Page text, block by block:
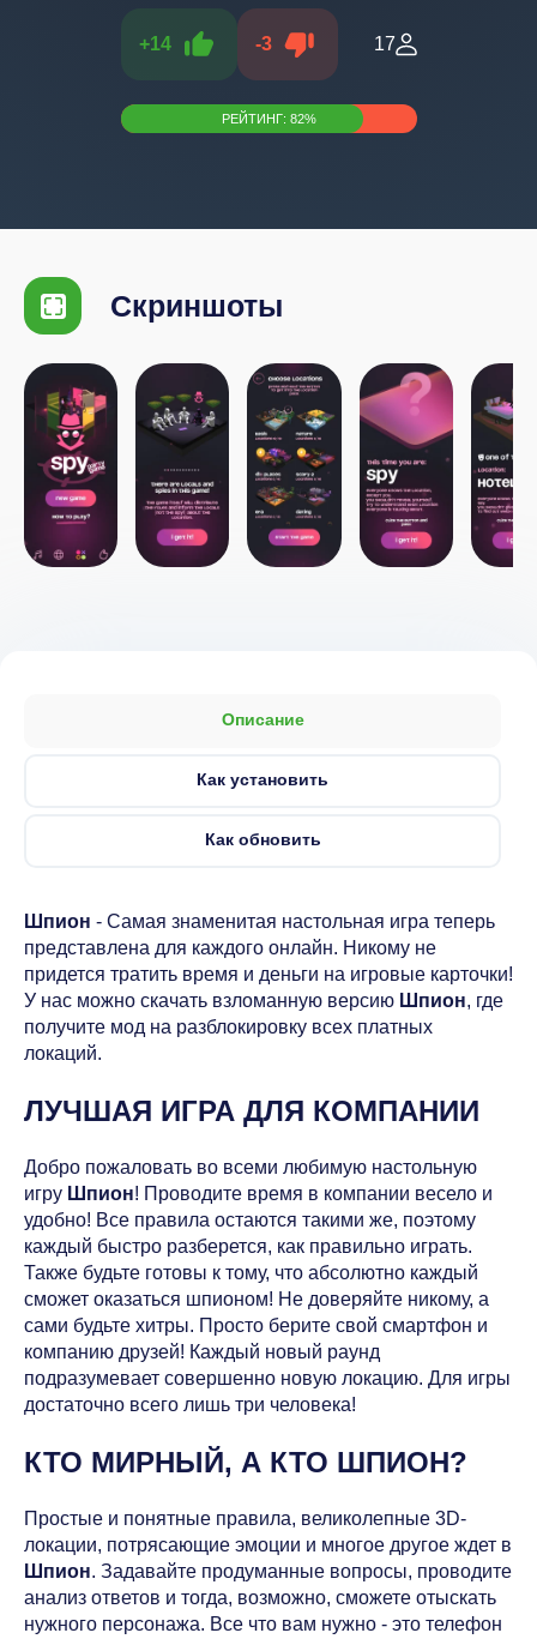
+14 -3 17
РЕЙТИНГ: 82%
Скриншоты
Описание
Как установить
Как обновить
Шпион - Самая знаменитая настольная игра теперь
представлена для каждого онлайн. Никому не
придется тратить время и деньги на игровые карточки!
У нас можно скачать взломанную версию Шпион, где
получите мод на разблокировку всех платных
локаций.
ЛУЧШАЯ ИГРА ДЛЯ КОМПАНИИ
Добро пожаловать во всеми любимую настольную
игру Шпион! Проводите время в компании весело и
удобно! Все правила остаются такими же, поэтому
каждый быстро разберется, как правильно играть.
Также будьте готовы к тому, что абсолютно каждый
сможет оказаться шпионом! Не доверяйте никому, а
сами будьте хитры. Просто берите свой смартфон и
компанию друзей! Каждый новый раунд
подразумевает совершенно новую локацию. Для игры
достаточно всего лишь три человека!
КТО МИРНЫЙ, А КТО ШПИОН?
Простые и понятные правила, великолепные 3D-
локации, потрясающие эмоции и многое другое ждет в
Шпион. Задавайте продуманные вопросы, проводите
анализ ответов и тогда, возможно, сможете отыскать
нужного персонажа. Все что вам нужно - это телефон